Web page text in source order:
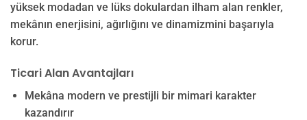
yüksek modadan ve lüks dokulardan ilham alan renkler,
mekânın enerjisini, ağırlığını ve dinamizmini başarıyla
korur.
Ticari Alan Avantajları
Mekâna modern ve prestijli bir mimari karakter
kazandırır